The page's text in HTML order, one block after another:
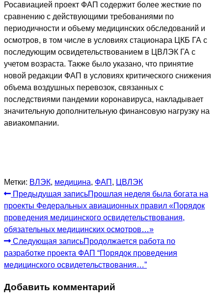
Росавиацией проект ФАП содержит более жесткие по
сравнению с действующими требованиями по
периодичности и объему медицинских обследований и
осмотров, в том числе в условиях стационара ЦКБ ГА с
последующим освидетельствованием в ЦВЛЭК ГА с
учетом возраста. Также было указано, что принятие
новой редакции ФАП в условиях критического снижения
объема воздушных перевозок, связанных с
последствиями пандемии коронавируса, накладывает
значительную дополнительную финансовую нагрузку на
авиакомпании.
Метки: ВЛЭК, медицина, ФАП , ЦВЛЭК
Еще
статьи
Предыдущая записьПрошлая неделя была богата на
проекты Федеральных авиационных правил «Порядок
проведения медицинского освидетельствования,
обязательных медицинских осмотров…»
Следующая записьПродолжается работа по
разработке проекта ФАП “Порядок проведения
медицинского освидетельствования…”
Добавить комментарий